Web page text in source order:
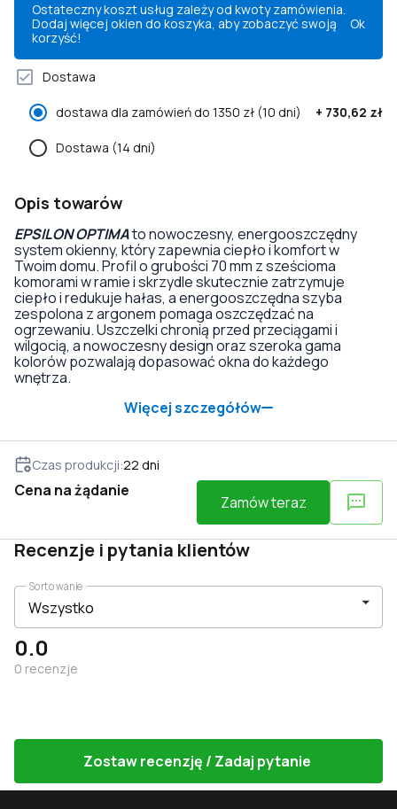
Ostateczny koszt usług zależy od kwoty zamówienia.
Dodaj więcej okien do koszyka, aby zobaczyć swoją
korzyść!
Ok
Dostawa
dostawa dla zamówień do 1350 zł (10 dni) + 730,62 zł
Dostawa (14 dni)
Opis towarów
EPSILON OPTIMAto nowoczesny, energooszczędny
system okienny, który zapewnia ciepło i komfort w
Twoim domu. Profil o grubości 70 mm z sześcioma
komorami w ramie i skrzydle skutecznie zatrzymuje
ciepło i redukuje hałas, a energooszczędna szyba
zespolona z argonem pomaga oszczędzać na
ogrzewaniu. Uszczelki chronią przed przeciągami i
wilgocią, a nowoczesny design oraz szeroka gama
kolorów pozwalają dopasować okna do każdego
wnętrza.
Więcej szczegółów
Czas produkcji:22 dni
Cena na żądanie
Zamów teraz
Recenzje i pytania klientów
0.0
0 recenzje
Sortowanie
Zostaw recenzję / Zadaj pytanie